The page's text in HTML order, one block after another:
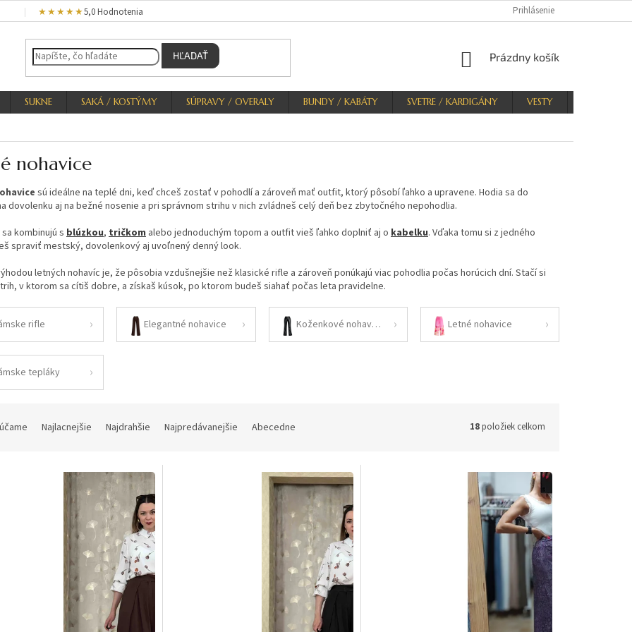
★★★★★5,0 Hodnotenia Prihlásenie
HĽADAŤ
NÁKUPNÝ
Prázdny košík
SUKNE SAKÁ / KOSTÝMY SÚPRAVY / OVERALY BUNDY / KABÁTY SVETRE / KARDIGÁNY VESTY
nohavice
sú ideálne na teplé dni, keď chceš zostať v pohodlí a zároveň mať outfit, ktorý pôsobí ľahko a upravene. Hodia sa do
dovolenku aj na bežné nosenie a pri správnom strihu v nich zvládneš celý deň bez zbytočného nepohodlia.
kombinujú s blúzkou, tričkom alebo jednoduchým topom a outfit vieš ľahko doplniť aj o kabelku. Vďaka tomu si z jedného
spraviť mestský, dovolenkový aj uvoľnený denný look.
letných nohavíc je, že pôsobia vzdušnejšie než klasické rifle a zároveň ponúkajú viac pohodlia počas horúcich dní. Stačí si
v ktorom sa cítiš dobre, a získaš kúsok, po ktorom budeš siahať počas leta pravidelne.
rifle Elegantné nohavice Koženkové nohavice Letné nohavice
tepláky
Najlacnejšie Najdrahšie Najpredávanejšie Abecedne 18položiek celkom